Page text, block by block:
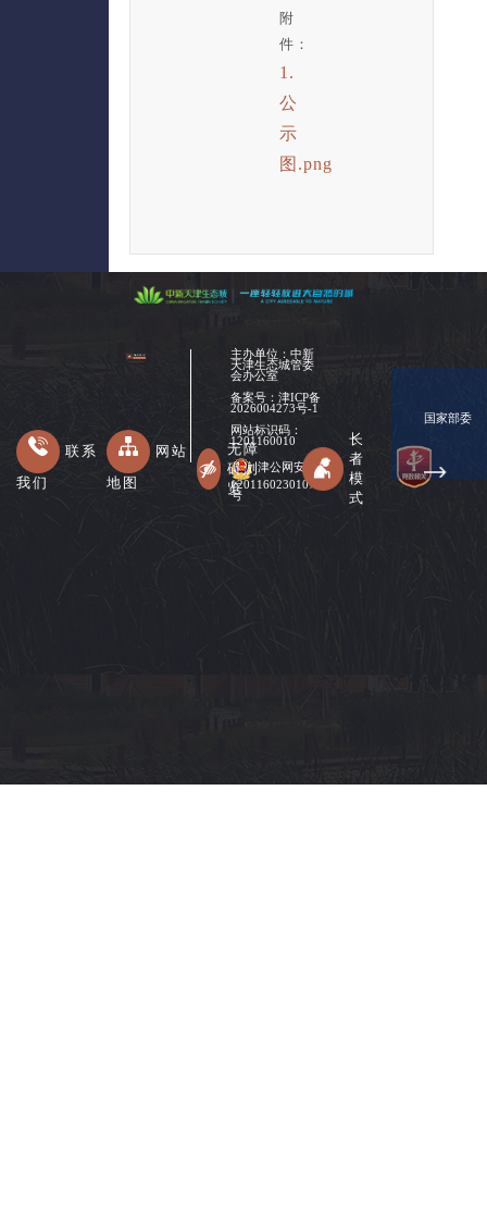
附
件：
1.
公
示
图.png
主办单位：中新
天津生态城管委
会办公室
备案号： 津ICP备
2026004273号-1
网站标识码：
1201160010
津公网安备
12011602301078
号
联系
我们
网站
地图
无障
碍浏
览
长
者
模
式
国家部委